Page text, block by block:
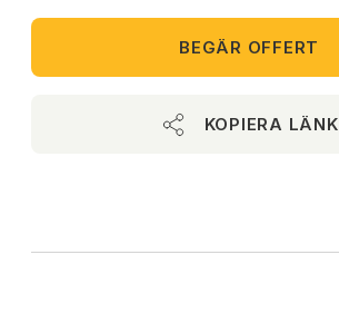
BEGÄR OFFERT
KOPIERA LÄNK